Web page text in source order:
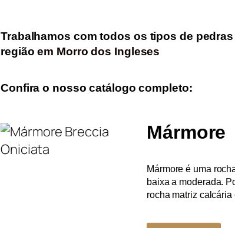
Trabalhamos com todos os tipos de
região em Morro dos Ingleses
Confira o nosso catálogo completo:
Mármore
Mármore é uma
baixa a moderada.
rocha matriz